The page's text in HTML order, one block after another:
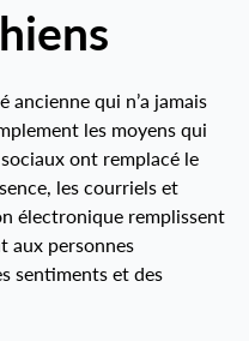
ancienne qui n’a jamais
les moyens qui
ont remplacé le
les courriels et
électronique remplissent
aux personnes
sentiments et des